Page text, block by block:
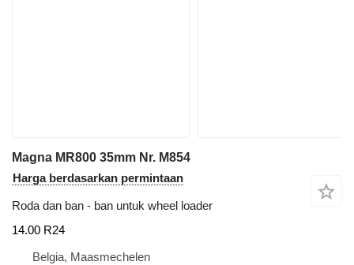
Magna MR800 35mm Nr. M854
Harga berdasarkan permintaan
Roda dan ban - ban untuk wheel loader
14.00 R24
Belgia, Maasmechelen